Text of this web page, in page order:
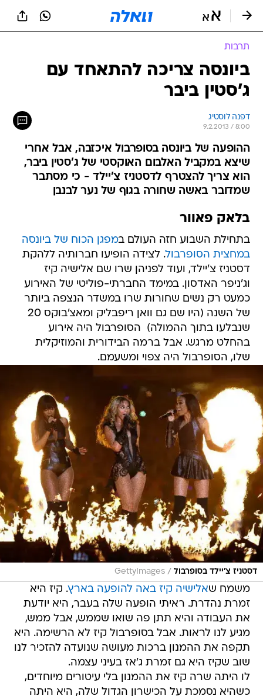
תרבות
ביונסה צריכה להתאחד עם
ג'סטין ביבר
דפנה לוסטיג
9.2.2013 / 8:00
ההופעה של ביונסה בסופרבול איכזבה, אבל אחרי
שיצא במקביל האלבום האוקסטי של ג'סטין ביבר,
הוא צריך להצטרף לדסטניז צ'יילד - כי מסתבר
שמדובר באשה שחורה בגוף של נער לבנבן
בלאק פאוור
בתחילת השבוע חזה העולם במפגן הכוח של ביונסה
במחצית הסופרבול. לצידה הופיעו חברותיה ללהקת
דסטניז צ'יילד, ועוד לפניהן שרו שם אלישיה קיז
וג'ניפר האדסון. במימד החברתי-פוליטי של האירוע 
כמעט רק נשים שחורות שרו במשדר הנצפה ביותר
של השנה (היו שם גם וואן ריפבליק ומאצ'בוקס 20
שנבלעו בתוך ההמולה)  הסופרבול היה אירוע
בהחלט מרגש. אבל ברמה הבידורית והמוזיקלית
שלו, הסופרבול היה צפוי ומשעמם.
דסטניז צ'יילד בסופרבול /
GettyImages
משמח שאלישיה קיז באה להופעה בארץ. קיז היא
זמרת נהדרת. ראיתי הופעה שלה בעבר, היא יודעת
את העבודה והיא תתן פה שואו שממש, אבל ממש,
מגיע לנו לראות. אבל בסופרבול קיז לא הרשימה. היא
תקפה את ההמנון ברכות מעושה שנועדה להזכיר לנו
שוב שקיז היא גם זמרת ג'אז בעיני עצמה.
לו היתה שרה קיז את ההמנון בלי עיטורים מיוחדים,
כשהיא נסמכת על הכישרון הגדול שלה, היא היתה